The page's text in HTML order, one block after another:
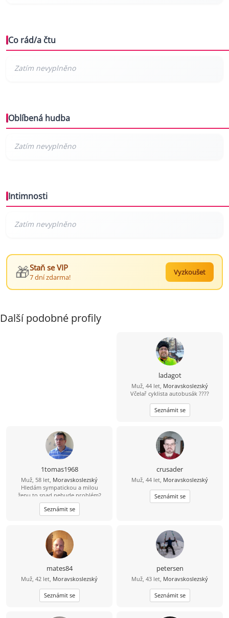
Co rád/a čtu
Oblíbená hudba
Intimnosti
🎁Staň se VIP
7 dní zdarma!
Vyzkoušet
Další podobné profily
ladagot
Muž, 44 let, Moravskoslezský
Včelař cyklista autobusák ????
Seznámit se
1tomas1968
Muž, 58 let, Moravskoslezský
Hledám sympatickou a milou
ženu,to snad nebude problém?
Seznámit se
crusader
Muž, 44 let, Moravskoslezský
Seznámit se
mates84
Muž, 42 let, Moravskoslezský
Seznámit se
petersen
Muž, 43 let, Moravskoslezský
Seznámit se